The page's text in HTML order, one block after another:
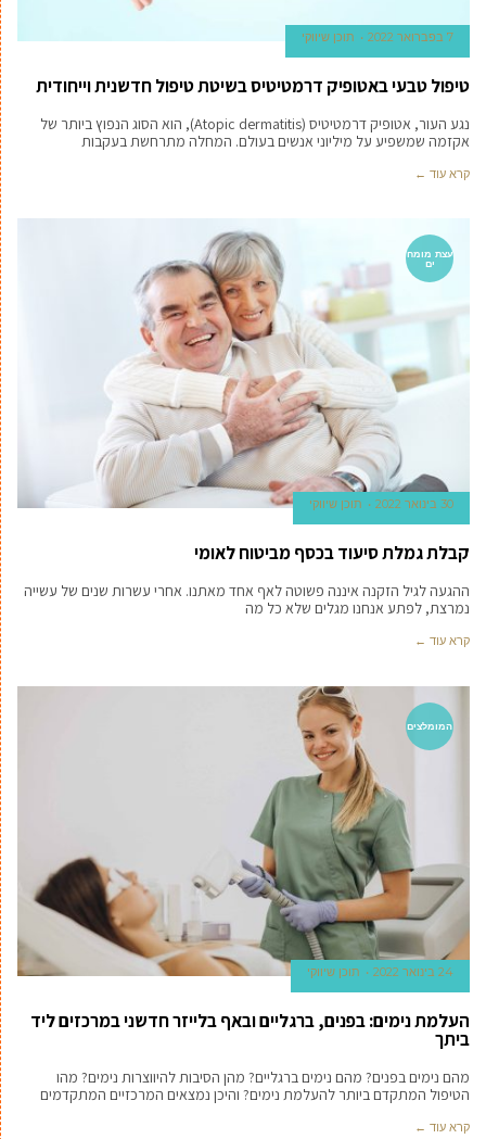
7 בפברואר 2022 תוכן שיווקי
טיפול טבעי באטופיק דרמטיטיס בשיטת טיפול חדשנית וייחודית
נגע העור, אטופיק דרמטיטיס (Atopic dermatitis), הוא הסוג הנפוץ ביותר של
אקזמה שמשפיע על מיליוני אנשים בעולם. המחלה מתרחשת בעקבות
קרא עוד ←
עצת מומח
ים
30 בינואר 2022 תוכן שיווקי
קבלת גמלת סיעוד בכסף מביטוח לאומי
ההגעה לגיל הזקנה איננה פשוטה לאף אחד מאתנו. אחרי עשרות שנים של עשייה
נמרצת, לפתע אנחנו מגלים שלא כל מה
קרא עוד ←
המומלצים
24 בינואר 2022 תוכן שיווקי
העלמת נימים: בפנים, ברגליים ובאף בלייזר חדשני במרכזים ליד
ביתך
מהם נימים בפנים? מהם נימים ברגליים? מהן הסיבות להיווצרות נימים? מהו
הטיפול המתקדם ביותר להעלמת נימים? והיכן נמצאים המרכזיים המתקדמים
קרא עוד ←